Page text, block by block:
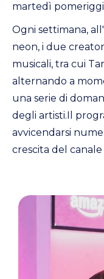
martedì
Ogni settimana,
neon, i due
musicali, tra cui
alternando a
una serie di
degli artisti.Il
avvicendarsi
crescita del